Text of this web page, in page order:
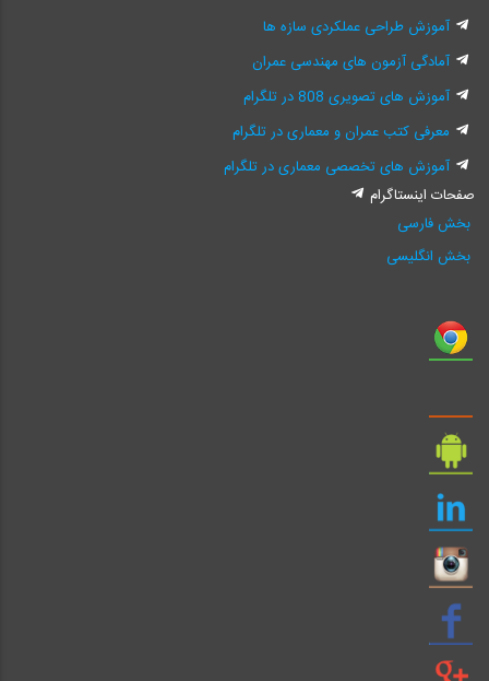
آموزش طراحی عملکردی سازه ها
آمادگی آزمون های مهندسی عمران
آموزش های تصویری 808 در تلگرام
معرفی کتب عمران و معماری در تلگرام
آموزش های تخصصی معماری در تلگرام
صفحات اینستاگرام
بخش فارسی
بخش انگلیسی